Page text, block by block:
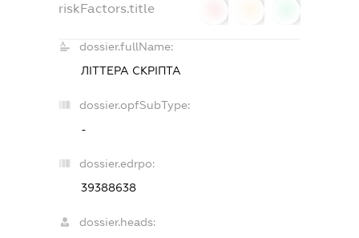
riskFactors.title
dossier.fullName:
ЛІТТЕРА СКРІПТА
dossier.opfSubType:
-
dossier.edrpo:
39388638
dossier.heads: